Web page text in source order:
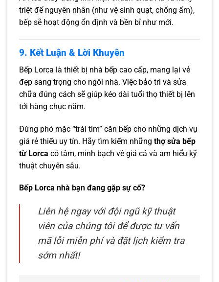
triệt để nguyên nhân (như vệ sinh quạt, chống ẩm),
bếp sẽ hoạt động ổn định và bền bỉ như mới.
9. Kết Luận & Lời Khuyên
Bếp Lorca là thiết bị nhà bếp cao cấp, mang lại vẻ
đẹp sang trọng cho ngôi nhà. Việc bảo trì và sửa
chữa đúng cách sẽ giúp kéo dài tuổi thọ thiết bị lên
tới hàng chục năm.
Đừng phó mặc “trái tim” căn bếp cho những dịch vụ
giá rẻ thiếu uy tín. Hãy tìm kiếm những thợ sửa bếp
từ Lorca có tâm, minh bạch về giá cả và am hiểu kỹ
thuật chuyên sâu.
Bếp Lorca nhà bạn đang gặp sự cố?
Liên hệ ngay với đội ngũ kỹ thuật
viên của chúng tôi để được tư vấn
mã lỗi miễn phí và đặt lịch kiểm tra
sớm nhất!